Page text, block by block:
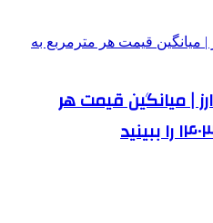
| میانگین قیمت هر